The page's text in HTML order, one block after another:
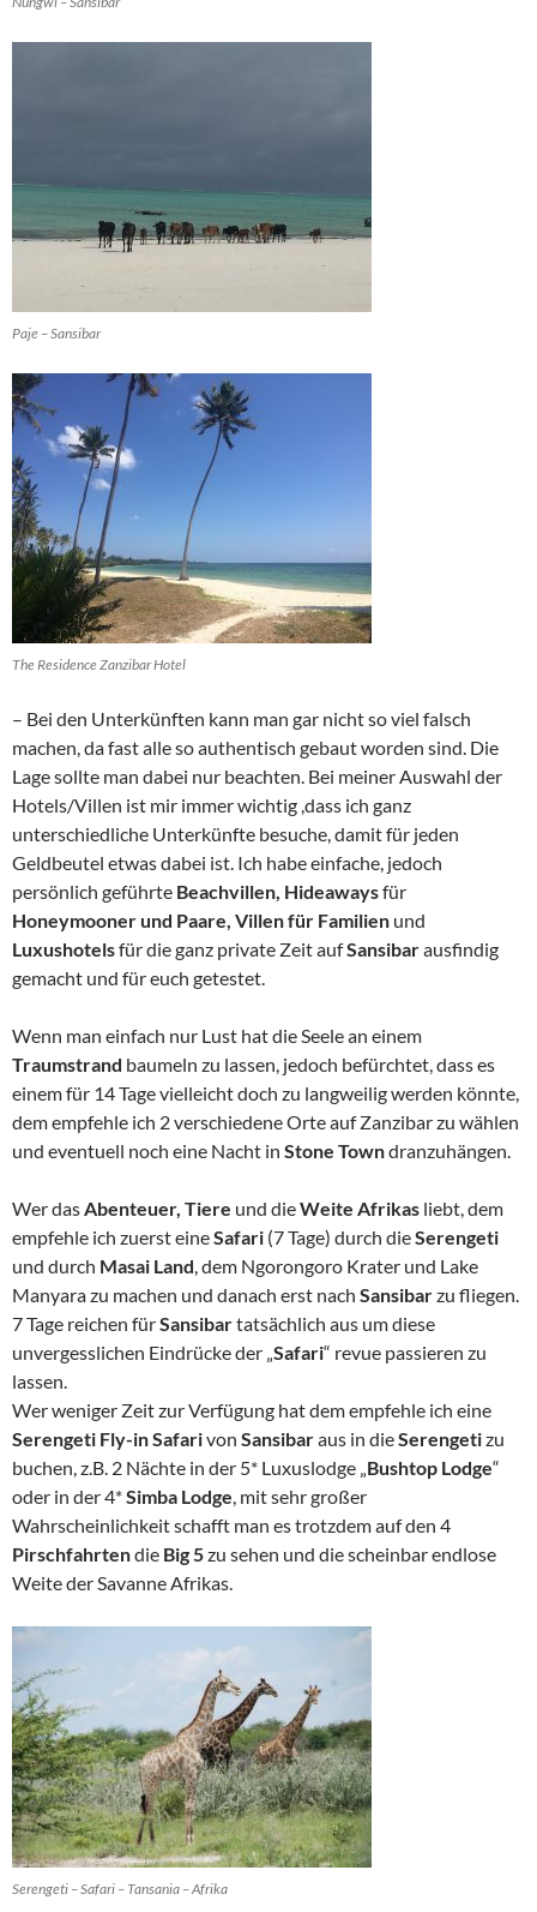
Paje – Sansibar
The Residence Zanzibar Hotel
– Bei den Unterkünften kann man gar nicht so viel falsch
machen, da fast alle so authentisch gebaut worden sind. Die
Lage sollte man dabei nur beachten. Bei meiner Auswahl der
Hotels/Villen ist mir immer wichtig ,dass ich ganz
unterschiedliche Unterkünfte besuche, damit für jeden
Geldbeutel etwas dabei ist. Ich habe einfache, jedoch
persönlich geführte Beachvillen, Hideawaysfür
Honeymooner und Paare, Villen für Familien und
Luxushotelsfür die ganz private Zeit aufSansibarausfindig
gemacht und für euch getestet.
Wenn man einfach nur Lust hat die Seele an einem
Traumstrand baumeln zu lassen, jedoch befürchtet, dass es
einem für 14 Tage vielleicht doch zu langweilig werden könnte,
dem empfehle ich 2 verschiedene Orte auf Zanzibar zu wählen
und eventuell noch eine Nacht in Stone Towndranzuhängen.
Wer dasAbenteuer, Tiere und dieWeite Afrikas liebt, dem
empfehle ich zuerst eineSafari (7 Tage) durch dieSerengeti
und durch Masai Land, dem Ngorongoro Krater und Lake
Manyara zu machen und danach erst nach Sansibarzu fliegen.
7 Tage reichen fürSansibartatsächlich aus um diese
unvergesslichen Eindrücke der „Safari“ revue passieren zu
lassen.
Wer weniger Zeit zur Verfügung hat dem empfehle ich eine
Serengeti Fly-in Safarivon Sansibaraus in dieSerengetizu
buchen, z.B. 2 Nächte in der 5* Luxuslodge „Bushtop Lodge“
oder in der 4*Simba Lodge, mit sehr großer
Wahrscheinlichkeit schafft man es trotzdem auf den 4
Pirschfahrtendie Big 5zu sehen und die scheinbar endlose
Weite der Savanne Afrikas.
Serengeti – Safari – Tansania – Afrika